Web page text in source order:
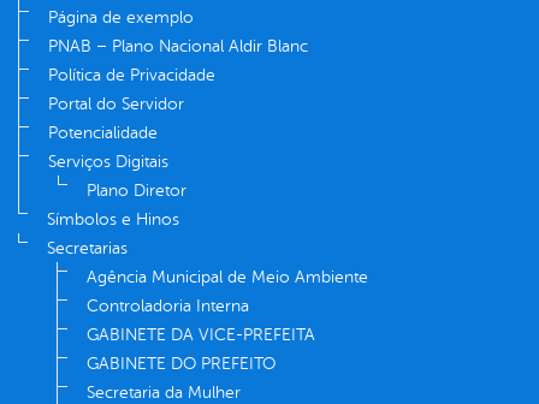
Página de exemplo
PNAB – Plano Nacional Aldir Blanc
Política de Privacidade
Portal do Servidor
Potencialidade
Serviços Digitais
Plano Diretor
Símbolos e Hinos
Secretarias
Agência Municipal de Meio Ambiente
Controladoria Interna
GABINETE DA VICE-PREFEITA
GABINETE DO PREFEITO
Secretaria da Mulher